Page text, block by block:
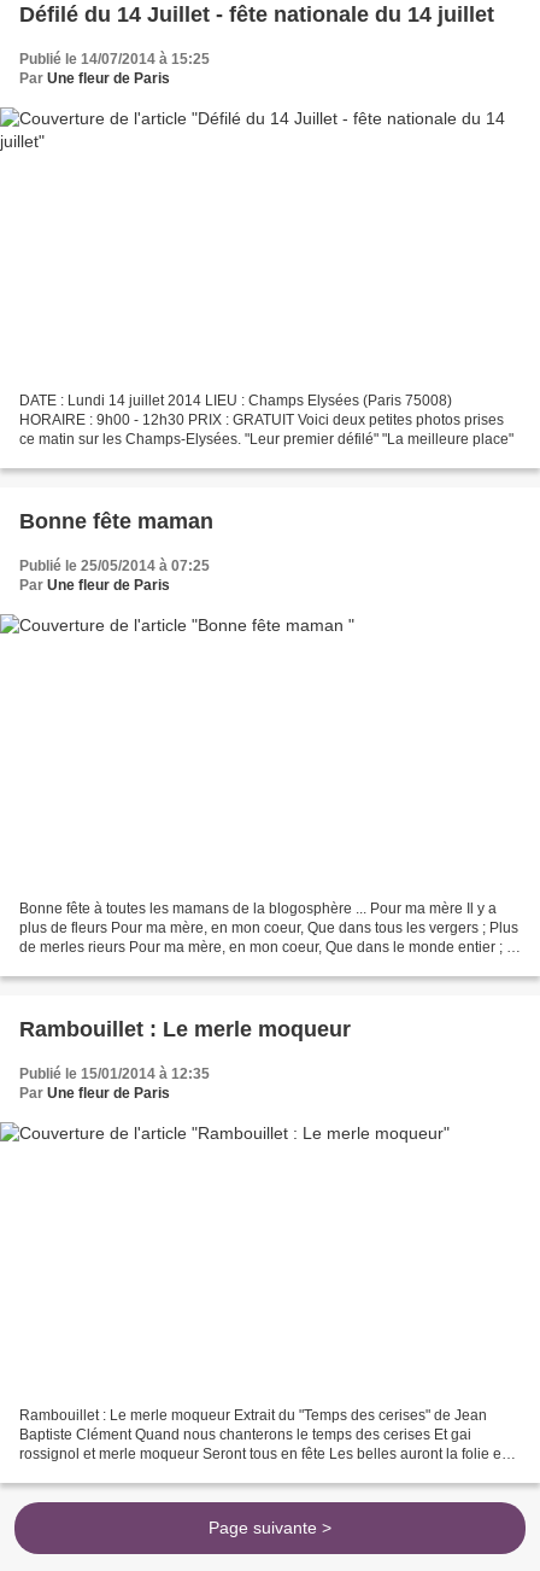
Défilé du 14 Juillet - fête nationale du 14 juillet
Publié le 14/07/2014 à 15:25
Par Une fleur de Paris
DATE : Lundi 14 juillet 2014 LIEU : Champs Elysées (Paris 75008)
HORAIRE : 9h00 - 12h30 PRIX : GRATUIT Voici deux petites photos prises
ce matin sur les Champs-Elysées. "Leur premier défilé" "La meilleure place"
Bonne fête maman
Publié le 25/05/2014 à 07:25
Par Une fleur de Paris
Bonne fête à toutes les mamans de la blogosphère ... Pour ma mère Il y a
plus de fleurs Pour ma mère, en mon coeur, Que dans tous les vergers ; Plus
de merles rieurs Pour ma mère, en mon coeur, Que dans le monde entier ; Et
Rambouillet : Le merle moqueur
Publié le 15/01/2014 à 12:35
Par Une fleur de Paris
Rambouillet : Le merle moqueur Extrait du "Temps des cerises" de Jean
Baptiste Clément Quand nous chanterons le temps des cerises Et gai
rossignol et merle moqueur Seront tous en fête Les belles auront la folie en
Page suivante >